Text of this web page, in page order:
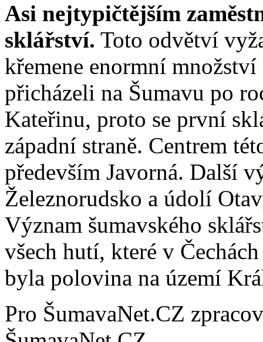
Asi nejtypičtějším
sklářství. Toto odvětví
křemene enormní
přicházeli na Šumavu po
Kateřinu, proto se první
západní straně. Centrem
především Javorná. Další
Železnorudsko a údolí
Význam šumavského
všech hutí, které v
byla polovina na území
Pro ŠumavaNet.CZ